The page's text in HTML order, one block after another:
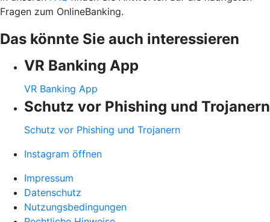
Fragen zum OnlineBanking.
Das könnte Sie auch interessieren
VR Banking App
VR Banking App
Schutz vor Phishing und Trojanern
Schutz vor Phishing und Trojanern
Instagram öffnen
Impressum
Datenschutz
Nutzungsbedingungen